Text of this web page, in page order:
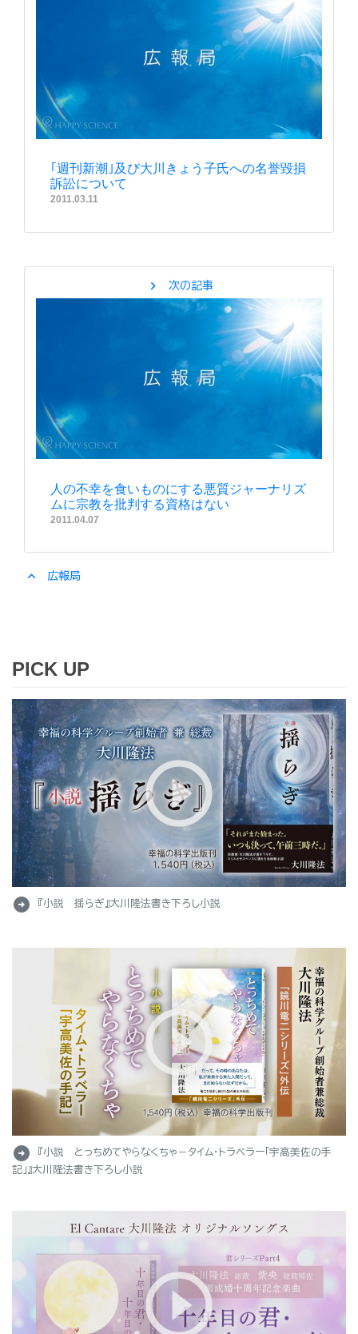
｢週刊新潮｣及び大川きょう子氏への名誉毀損
訴訟について
2011.03.11
chevron_right 次の記事
人の不幸を食いものにする悪質ジャーナリズ
ムに宗教を批判する資格はない
2011.04.07
expand_less 広報局
PICK UP
arrow_circle_right 『小説 揺らぎ』大川隆法書き下ろし小説
arrow_circle_right
『小説 とっちめてやらなくちゃ－タイム・トラベラー「宇高美佐の手
記」』大川隆法書き下ろし小説